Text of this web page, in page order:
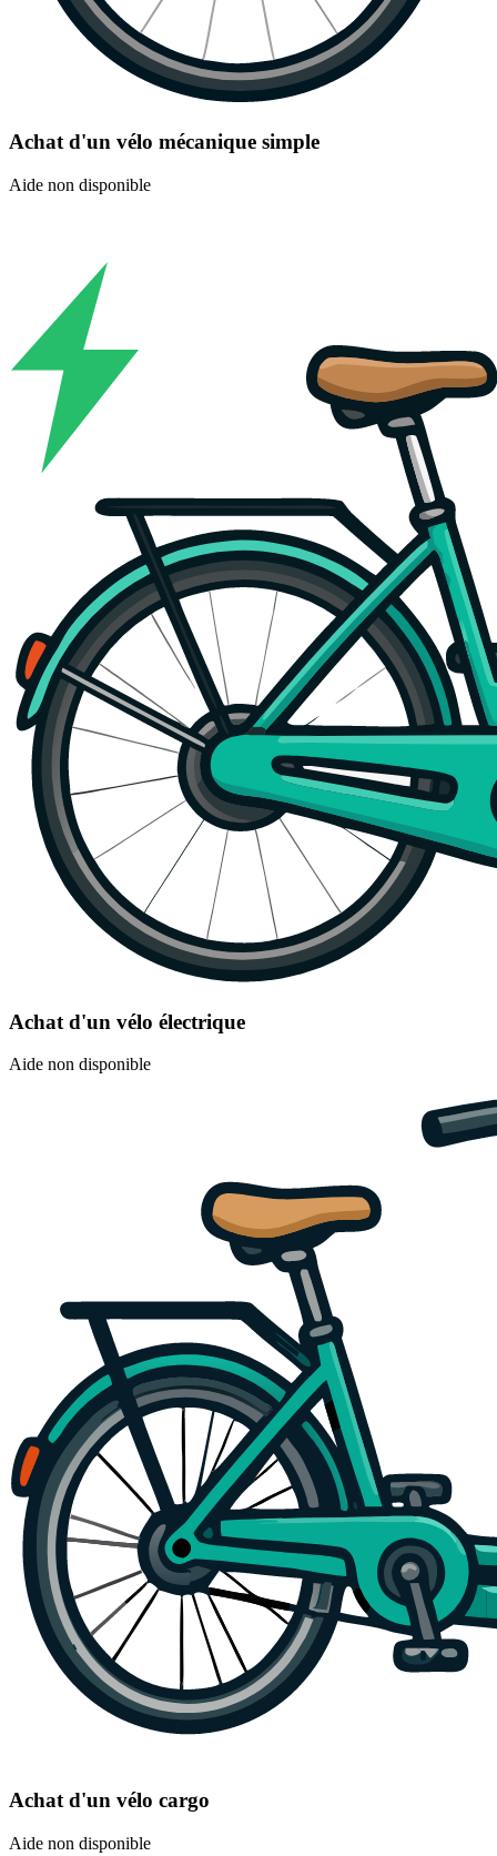
Achat d'un vélo mécanique simple
Aide non disponible
Achat d'un vélo électrique
Aide non disponible
Achat d'un vélo cargo
Aide non disponible